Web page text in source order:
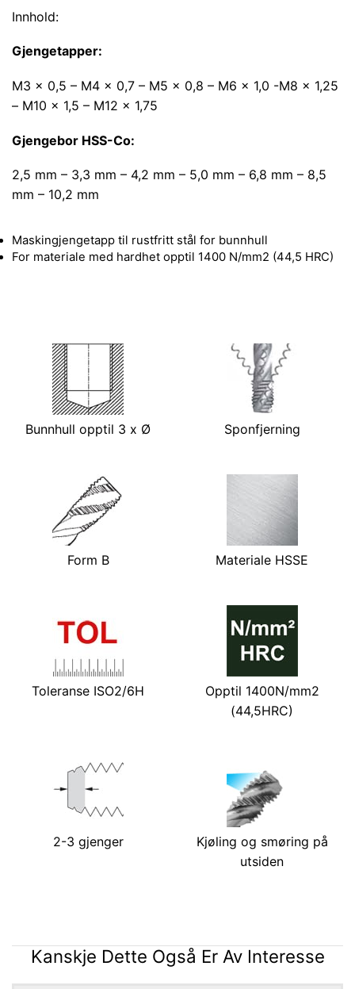
Innhold:
Gjengetapper:
M3 x 0,5 – M4 x 0,7 – M5 x 0,8 – M6 x 1,0 -M8 x 1,25
– M10 x 1,5 – M12 x 1,75
Gjengebor HSS-Co:
2,5 mm – 3,3 mm – 4,2 mm – 5,0 mm – 6,8 mm – 8,5
mm – 10,2 mm
Maskingjengetapp til rustfritt stål for bunnhull
For materiale med hardhet opptil 1400 N/mm2 (44,5 HRC)
Bunnhull opptil 3 x Ø Sponfjerning
Form B Materiale HSSE
Toleranse ISO2/6H
Opptil 1400N/mm2
(44,5HRC)
2-3 gjenger
Kjøling og smøring på
utsiden
Kanskje Dette Også Er Av Interesse